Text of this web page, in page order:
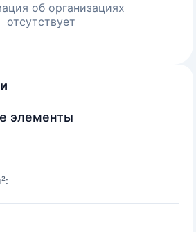
об организациях
отсутствует
элементы